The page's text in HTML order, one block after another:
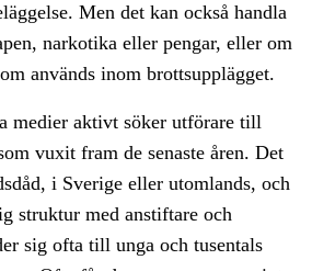
Men det kan också handla
narkotika eller pengar, eller om
används inom brottsupplägget.
medier aktivt söker utförare till
vuxit fram de senaste åren. Det
i Sverige eller utomlands, och
struktur med anstiftare och
sig ofta till unga och tusentals